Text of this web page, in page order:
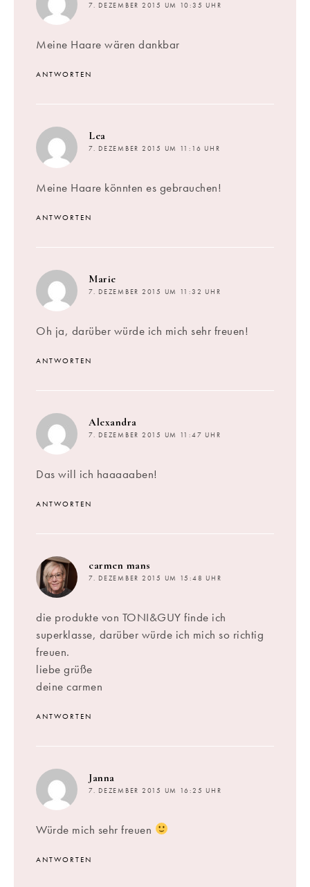
7. DEZEMBER 2015 UM 10:35 UHR
Meine Haare wären dankbar
ANTWORTEN
Lea
7. DEZEMBER 2015 UM 11:16 UHR
Meine Haare könnten es gebrauchen!
ANTWORTEN
Marie
7. DEZEMBER 2015 UM 11:32 UHR
Oh ja, darüber würde ich mich sehr freuen!
ANTWORTEN
Alexandra
7. DEZEMBER 2015 UM 11:47 UHR
Das will ich haaaaaben!
ANTWORTEN
carmen mans
7. DEZEMBER 2015 UM 15:48 UHR
die produkte von TONI&GUY finde ich
superklasse, darüber würde ich mich so richtig
freuen.
liebe grüße
deine carmen
ANTWORTEN
Janna
7. DEZEMBER 2015 UM 16:25 UHR
Würde mich sehr freuen
ANTWORTEN